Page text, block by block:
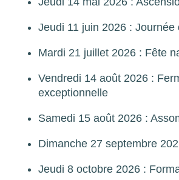
Jeudi 11 juin 2026 : Journée
Mardi 21 juillet 2026 : Fête
Vendredi 14 août 2026 :
exceptionnelle
Samedi 15 août 2026 :
Dimanche 27 septembre
Jeudi 8 octobre 2026 :